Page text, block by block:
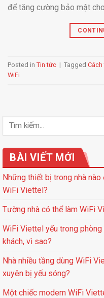
để tăng cường bảo mật
Posted in Tin tức | Tagged
WiFi
BÀI VIẾT MỚI
Những thiết bị trong nhà
WiFi Viettel?
Tường nhà có thể làm WiFi
WiFi Viettel yếu trong
khách, vì sao?
Nhà nhiều tầng dùng WiFi
xuyên bị yếu sóng?
Một chiếc modem WiFi